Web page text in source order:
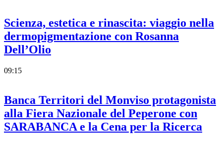
Scienza, estetica e rinascita: viaggio nella
dermopigmentazione con Rosanna
Dell’Olio
09:15
Banca Territori del Monviso protagonista
alla Fiera Nazionale del Peperone con
SARABANCA e la Cena per la Ricerca